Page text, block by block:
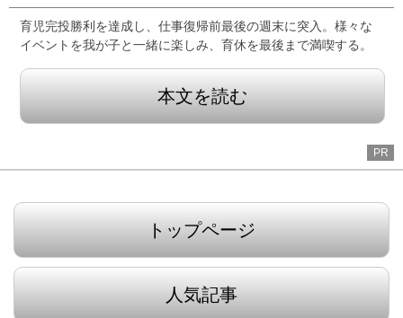
育児完投勝利を達成し、仕事復帰前最後の週末に突入。様々な
イベントを我が子と一緒に楽しみ、育休を最後まで満喫する。
本文を読む
PR
トップページ
人気記事